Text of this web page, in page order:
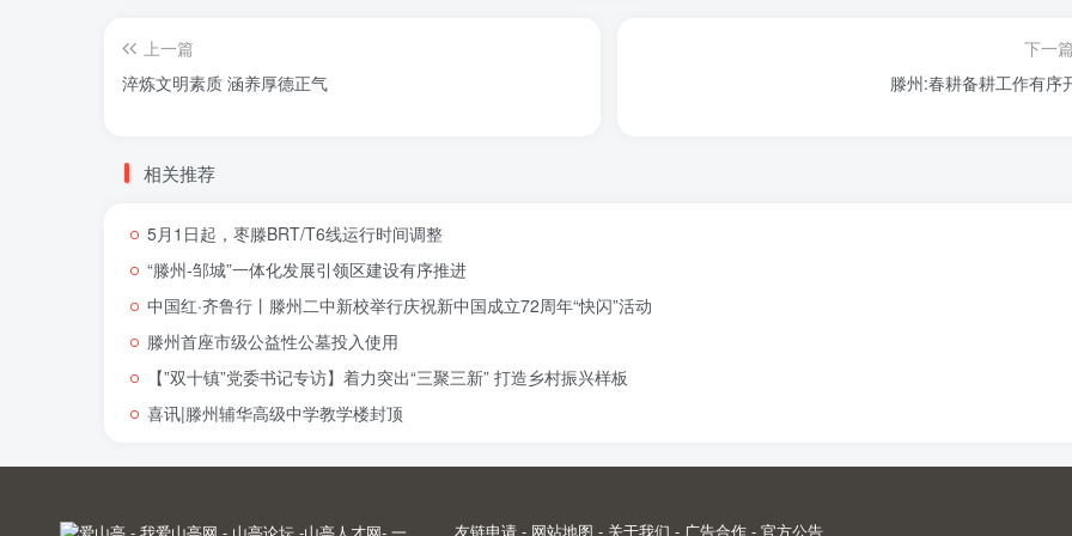
上一篇
淬炼文明素质 涵养厚德正气
下一
滕州:春耕备耕工作有序
相关推荐
5月1日起，枣滕BRT/T6线运行时间调整
“滕州-邹城”一体化发展引领区建设有序推进
中国红·齐鲁行丨滕州二中新校举行庆祝新中国成立72周年“快闪”活动
滕州首座市级公益性公墓投入使用
【”双十镇”党委书记专访】着力突出“三聚三新” 打造乡村振兴样板
喜讯|滕州辅华高级中学教学楼封顶
友链申请 - 网站地图 - 关于我们 - 广告合作 - 官方公告